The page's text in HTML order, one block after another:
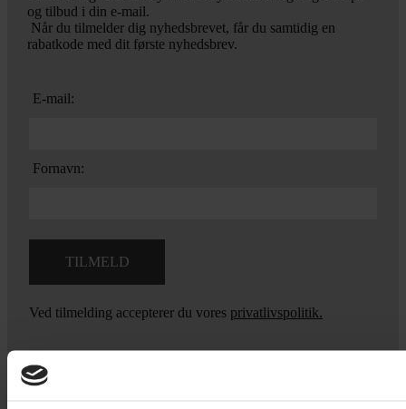
og tilbud i din e-mail.
Når du tilmelder dig nyhedsbrevet, får du samtidig en
rabatkode med dit første nyhedsbrev.
E-mail:
Fornavn:
Ved tilmelding accepterer du vores privatlivspolitik.